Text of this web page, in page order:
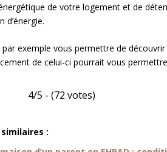
de votre logement et de
d’énergie.
exemple vous permettre de
de celui-ci pourrait vous
4/5 - (72 votes)
: